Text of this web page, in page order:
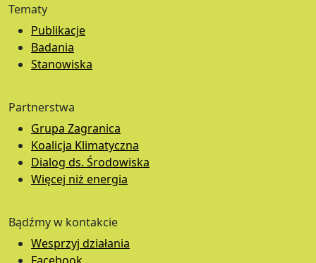
Tematy
Publikacje
Badania
Stanowiska
Partnerstwa
Grupa Zagranica
Koalicja Klimatyczna
Dialog ds. Środowiska
Więcej niż energia
Bądźmy w kontakcie
Wesprzyj działania